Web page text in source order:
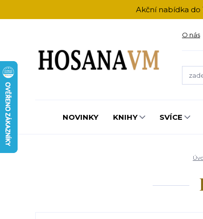
Akční nabídka do
O nás
NOVINKY KNIHY SVÍCE